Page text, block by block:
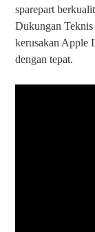
sparepart
Dukungan
kerusakan Apple
dengan tepat.